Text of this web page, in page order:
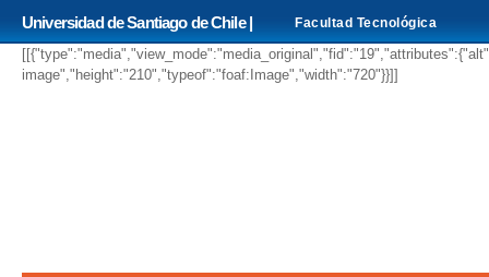
Universidad de Santiago de Chile | Facultad Tecnológica
image","height":"210","typeof":"foaf:Image","width":"720"}}]]